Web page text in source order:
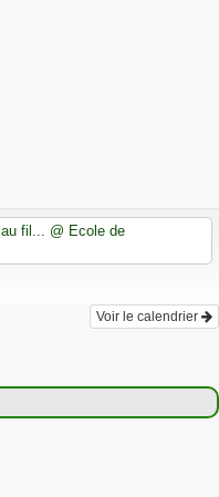
fil... @ Ecole de
Voir le calendrier